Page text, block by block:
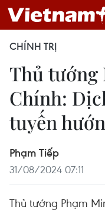
CHÍNH TRỊ
Thủ tướng
Chính:
tuyến
Phạm Tiếp
31/08/2024 07:11
Thủ tướng Phạm